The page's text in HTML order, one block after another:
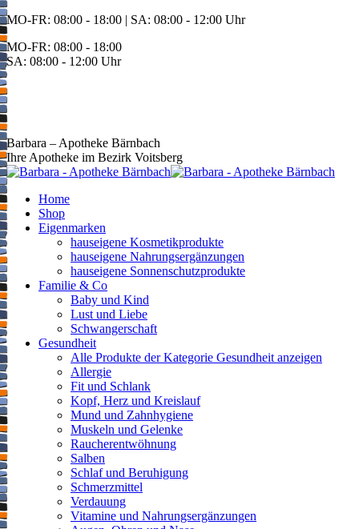
Zum
Inhalt
springen
MO-FR: 08:00 - 18:00 | SA: 08:00 - 12:00 Uhr
MO-FR: 08:00 - 18:00
SA: 08:00 - 12:00 Uhr
BEREITSCHAFT
+43 3142 62553
Barbara – Apotheke Bärnbach
Ihre Apotheke im Bezirk Voitsberg
Home
Shop
Eigenmarken
hauseigene Kosmetikprodukte
hauseigene Nahrungsergänzungen
hauseigene Sonnenschutzprodukte
Familie & Co
Baby und Kind
Lust und Liebe
Schwangerschaft
Gesundheit
Alle Produkte der Kategorie Gesundheit anzeigen
Allergie
Fit und Schlank
Kopf, Herz und Kreislauf
Mund und Zahnhygiene
Muskeln und Gelenke
Raucherentwöhnung
Salben
Schlaf und Beruhigung
Schmerzmittel
Verdauung
Vitamine und Nahrungsergänzungen